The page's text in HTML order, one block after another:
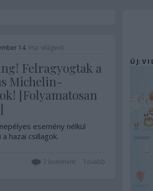
14. írta: világevő
Felragyogtak a
Michelin-
[Folyamatosan
esemény nélkül
hazai csillagok.
Tovább
7 komment
Ú J: V I